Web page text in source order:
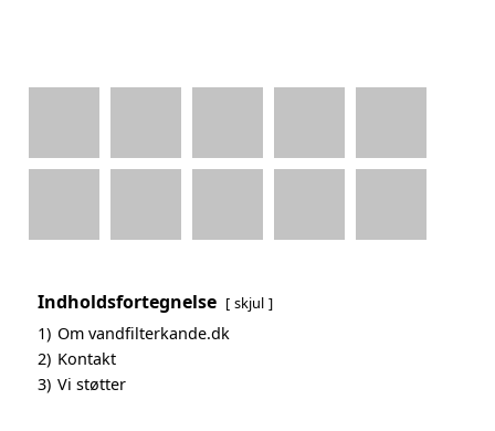
Indholdsfortegnelse skjul
1) Om vandfilterkande.dk
2) Kontakt
3) Vi støtter